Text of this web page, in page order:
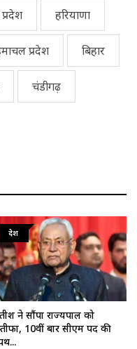
हरियाणा
प्रदेश बिहार
चंडीगढ़
देश
ने सौंपा राज्यपाल को
10वीं बार सीएम पद की